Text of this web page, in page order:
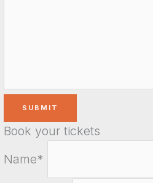
Book your tickets
Name*